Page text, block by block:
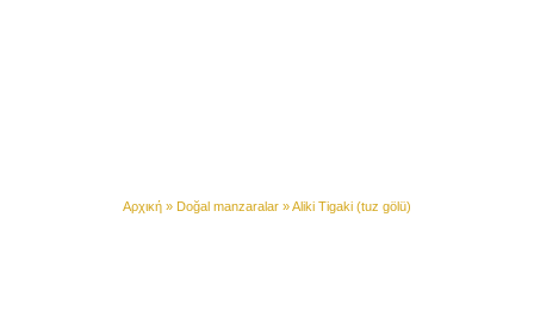
Αρχική » Doğal manzaralar »Aliki Tigaki (tuz gölü)